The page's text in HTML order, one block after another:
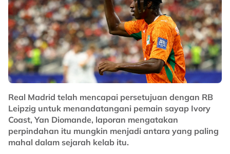
"Jika diberi peluang lima minit, 20 minit atau 90 minit,
saya akan memberikan segala-galanya untuk pasukan.
"Keputusan sama ada saya bermula dalam
kesebelasan utama terletak di tangan jurulatih. Apa
yang penting, saya mahu memanfaatkan setiap
peluang dan membantu pasukan.
"Saya sentiasa bersedia apabila diperlukan dan akan
Real Madrid telah mencapai persetujuan dengan RB
Leipzig untuk menandatangani pemain sayap Ivory
Coast, Yan Diomande, laporan mengatakan
perpindahan itu mungkin menjadi antara yang paling
mahal dalam sejarah kelab itu.